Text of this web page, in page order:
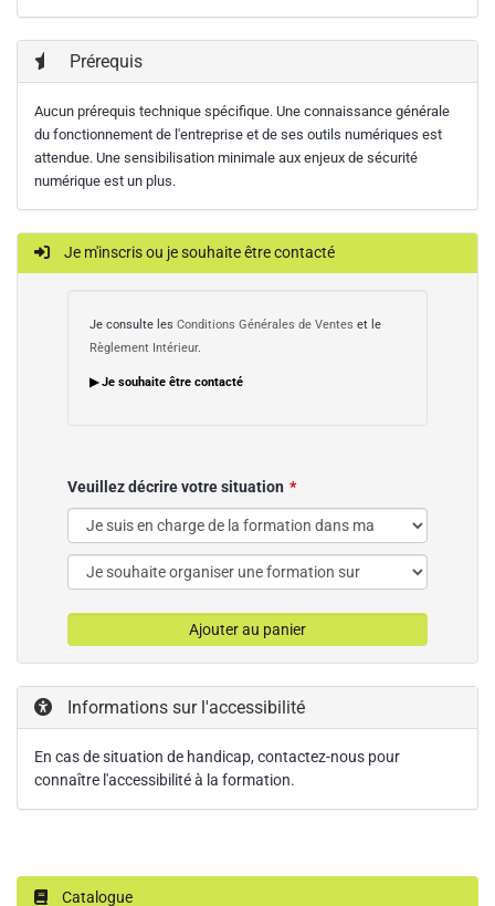
Prérequis
Aucun prérequis technique spécifique. Une connaissance générale
du fonctionnement de l'entreprise et de ses outils numériques est
attendue. Une sensibilisation minimale aux enjeux de sécurité
numérique est un plus.
Je m'inscris ou je souhaite être contacté
Je consulte les Conditions Générales de Ventes et le
Règlement Intérieur.
▶ Je souhaite être contacté
Veuillez décrire votre situation
Ajouter au panier
Informations sur l'accessibilité
En cas de situation de handicap, contactez-nous pour
connaître l'accessibilité à la formation.
Catalogue